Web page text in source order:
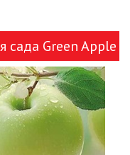
СВЕТИЛЬНИКИ
ОСВЕЩЕНИЕ НА
БАТАРЕЯХ
СВЕТИЛЬНИКИ
сада Green Apple